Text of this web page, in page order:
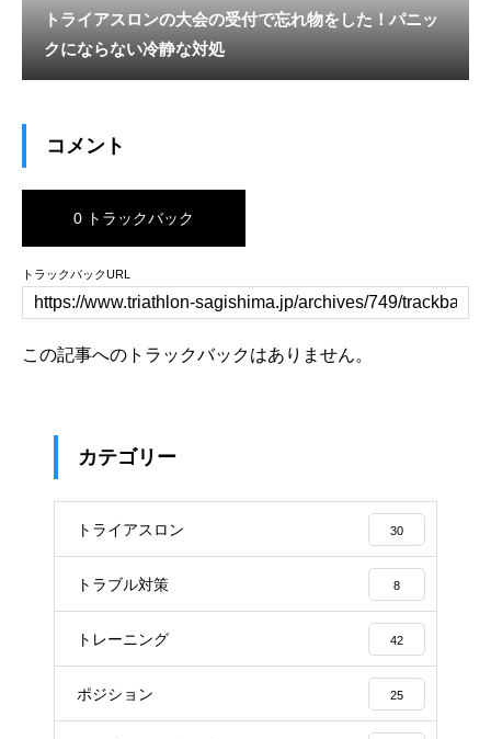
トライアスロンの大会の受付で忘れ物をした！パニッ
クにならない冷静な対処
コメント
0 トラックバック
トラックバックURL
この記事へのトラックバックはありません。
カテゴリー
トライアスロン 30
トラブル対策 8
トレーニング 42
ポジション 25